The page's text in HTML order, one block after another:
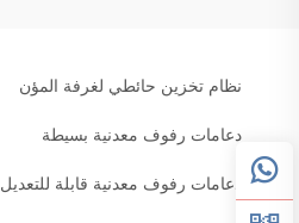
نظام تخزين حائطي لغرفة المؤن
دعامات رفوف معدنية بسيطة
دعامات رفوف معدنية قابلة للتعديل